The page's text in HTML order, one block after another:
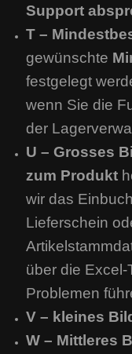
Support
T –
gewünschte
festgelegt
wenn Sie die
der
U – Grosses
zum Produkt
wir das
Lieferschein
über die
Problemen
V – kleines
W – Mittleres